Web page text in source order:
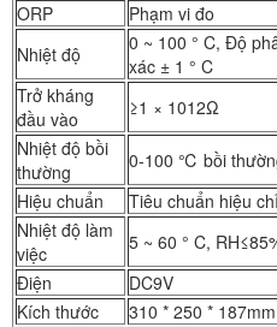
ORP
Phạm vi đo
Nhiệt độ
0 ~ 100 ° C, Độ
xác ± 1 ° C
Trở kháng
đầu vào
≥1 × 1012Ω
Nhiệt độ bồi
thường
0-100 ℃ bồi
Hiệu chuẩn
Tiêu chuẩn hiệu
Nhiệt độ làm
việc
5 ~ 60 ° C,
Điện
DC9V
Kích thước
310 * 250 * 187mm